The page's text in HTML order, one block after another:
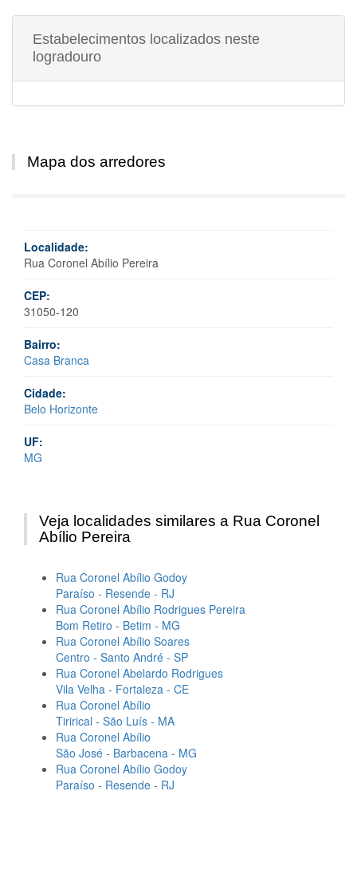
Estabelecimentos localizados neste
logradouro
Mapa dos arredores
Localidade:
Rua Coronel Abílio Pereira
CEP:
31050-120
Bairro:
Casa Branca
Cidade:
Belo Horizonte
UF:
MG
Veja localidades similares a Rua Coronel
Abílio Pereira
Rua Coronel Abílio Godoy
Paraíso - Resende - RJ
Rua Coronel Abílio Rodrigues Pereira
Bom Retiro - Betim - MG
Rua Coronel Abílio Soares
Centro - Santo André - SP
Rua Coronel Abelardo Rodrigues
Vila Velha - Fortaleza - CE
Rua Coronel Abílio
Tirirical - São Luís - MA
Rua Coronel Abílio
São José - Barbacena - MG
Rua Coronel Abílio Godoy
Paraíso - Resende - RJ